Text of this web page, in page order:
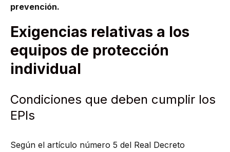
prevención.
Exigencias relativas a los
equipos de protección
individual
Condiciones que deben cumplir los
EPIs
Según el artículo número 5 del Real Decreto